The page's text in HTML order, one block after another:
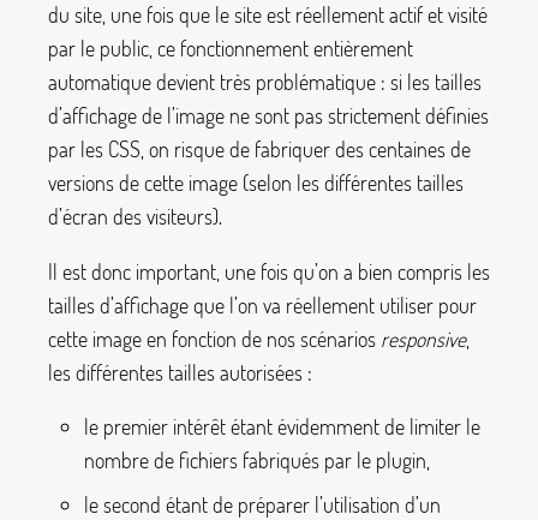
du site, une fois que le site est réellement actif et visité
par le public, ce fonctionnement entièrement
automatique devient très problématique : si les tailles
d’affichage de l’image ne sont pas strictement définies
par les CSS, on risque de fabriquer des centaines de
versions de cette image (selon les différentes tailles
d’écran des visiteurs).
Il est donc important, une fois qu’on a bien compris les
tailles d’affichage que l’on va réellement utiliser pour
cette image en fonction de nos scénarios responsive,
les différentes tailles autorisées :
le premier intérêt étant évidemment de limiter le
nombre de fichiers fabriqués par le plugin,
le second étant de préparer l’utilisation d’un